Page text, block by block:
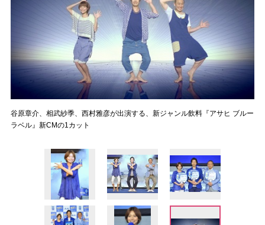
谷原章介、相武紗季、西村雅彦が出演する、新ジャンル飲料『アサヒ ブルー
ラベル』新CMの1カット